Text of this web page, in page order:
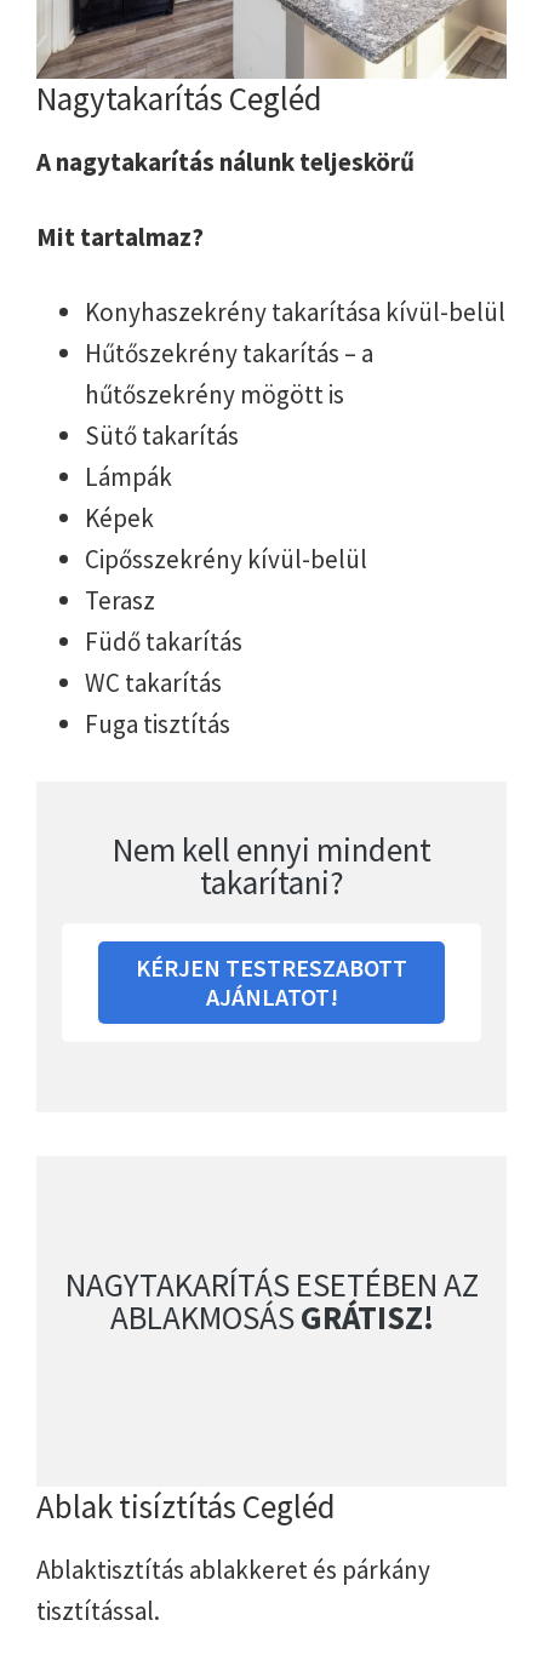
Nagytakarítás Cegléd
A nagytakarítás nálunk teljeskörű
Mit tartalmaz?
Konyhaszekrény takarítása kívül-belül
Hűtőszekrény takarítás – a
hűtőszekrény mögött is
Sütő takarítás
Lámpák
Képek
Cipősszekrény kívül-belül
Terasz
Füdő takarítás
WC takarítás
Fuga tisztítás
Nem kell ennyi mindent
takarítani?
KÉRJEN TESTRESZABOTT
AJÁNLATOT!
NAGYTAKARÍTÁS ESETÉBEN AZ
ABLAKMOSÁSGRÁTISZ!
Ablak tisíztítás Cegléd
Ablaktisztítás ablakkeret és párkány
tisztítással.